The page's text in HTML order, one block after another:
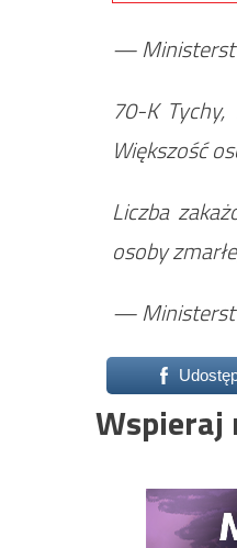
—
70-K
Większość
Liczba
osoby
—
Wspieraj